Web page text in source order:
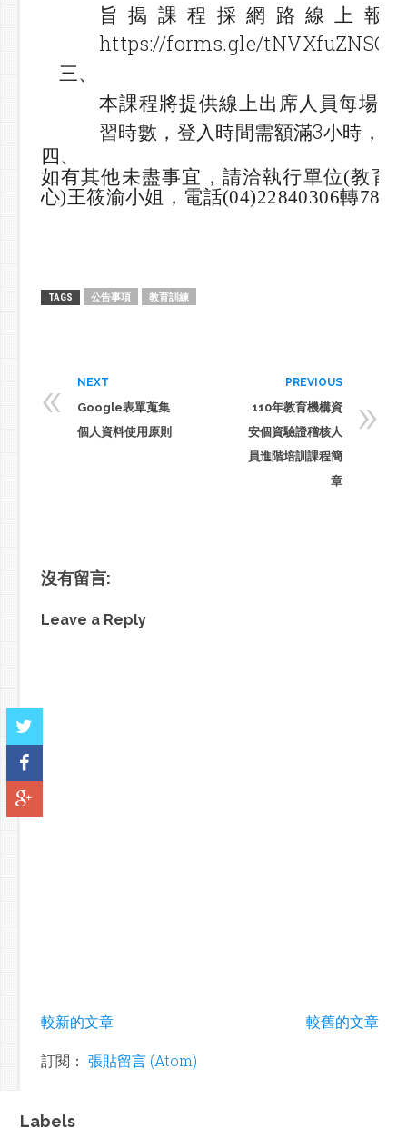
旨揭課程採網路線上報
https://forms.gle/
三、
本課程將提供線上出席人員每場
習時數，登入時間需額滿3小時，
四、
如有其他未盡事宜，請洽執行單位(教育
心)王筱渝小姐，電話(04)22840306轉786
TAGS 公告事項 教育訓練
« NEXT
Google表單蒐集
個人資料使用原則
»
PREVIOUS
110年教育機構資
安個資驗證稽核人
員進階培訓課程簡
章
沒有留言:
Leave a Reply
較新的文章 較舊的文章
訂閱： 張貼留言 (Atom)
Labels